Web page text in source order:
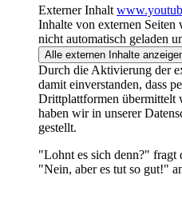
Externer Inhalt
Inhalte von externen
nicht automatisch geladen
Alle externen Inhalte
Durch die Aktivierung der
damit einverstanden, dass
Drittplattformen übermittelt
haben wir in unserer
gestellt.
"Lohnt es sich denn?" fragt
"Nein, aber es tut so gut!"